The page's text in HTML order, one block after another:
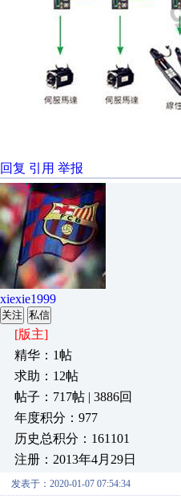
回复 引用 举报
xiexie1999
关注 私信
[版主]
精华：1帖
求助：12帖
帖子：717帖 | 3886回
年度积分：977
历史总积分：161101
注册：2013年4月29日
发表于：2020-01-07 07:54:34